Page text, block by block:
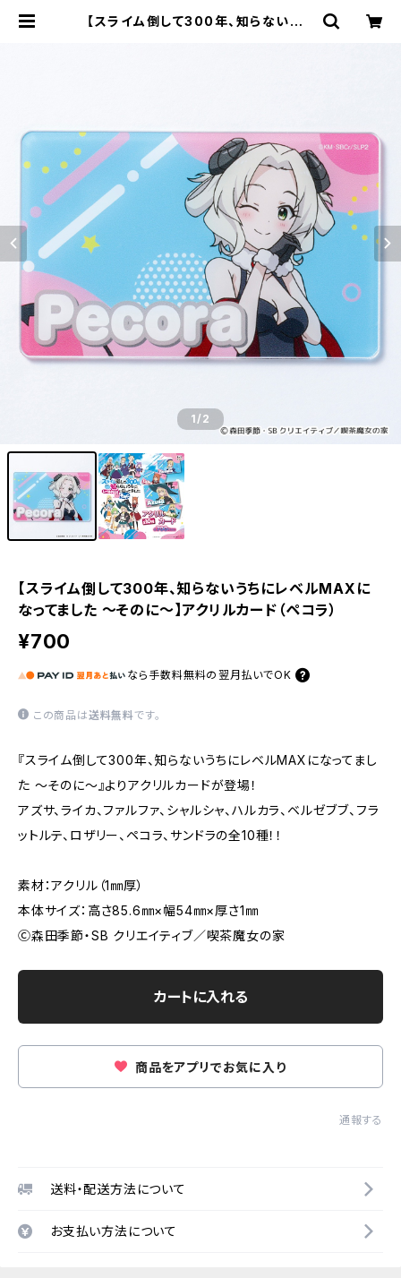
【スライム倒して300年、知らないうち
1/2
【スライム倒して300年、知らないうちにレベルMAXに
なってました ～そのに～】アクリルカード（ペコラ）
¥700
なら 手数料無料の 翌月払いでOK
この商品は送料無料です。
『スライム倒して300年、知らないうちにレベルMAXになってまし
た ～そのに～』よりアクリルカードが登場！
アズサ、ライカ、ファルファ、シャルシャ、ハルカラ、ベルゼブブ、フラ
ットルテ、ロザリー、ペコラ、サンドラの全10種！！
素材：アクリル（1㎜厚）
本体サイズ：高さ85.6㎜×幅54㎜×厚さ1㎜
Ⓒ森田季節・SB クリエイティブ／喫茶魔女の家
カートに入れる
商品をアプリでお気に入り
通報する
送料・配送方法について
お支払い方法について